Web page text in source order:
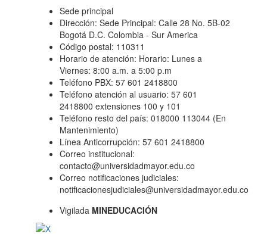
Sede principal
Dirección: Sede Principal: Calle 28 No. 5B-02
Bogotá D.C. Colombia - Sur America
Código postal: 110311
Horario de atención: Horario: Lunes a
Viernes: 8:00 a.m. a 5:00 p.m
Teléfono PBX: 57 601 2418800
Teléfono atención al usuario: 57 601
2418800 extensiones 100 y 101
Teléfono resto del país: 018000 113044 (En
Mantenimiento)
Línea Anticorrupción: 57 601 2418800
Correo institucional:
contacto@universidadmayor.edu.co
Correo notificaciones judiciales:
notificacionesjudiciales@universidadmayor.edu.co
Vigilada MINEDUCACIÓN